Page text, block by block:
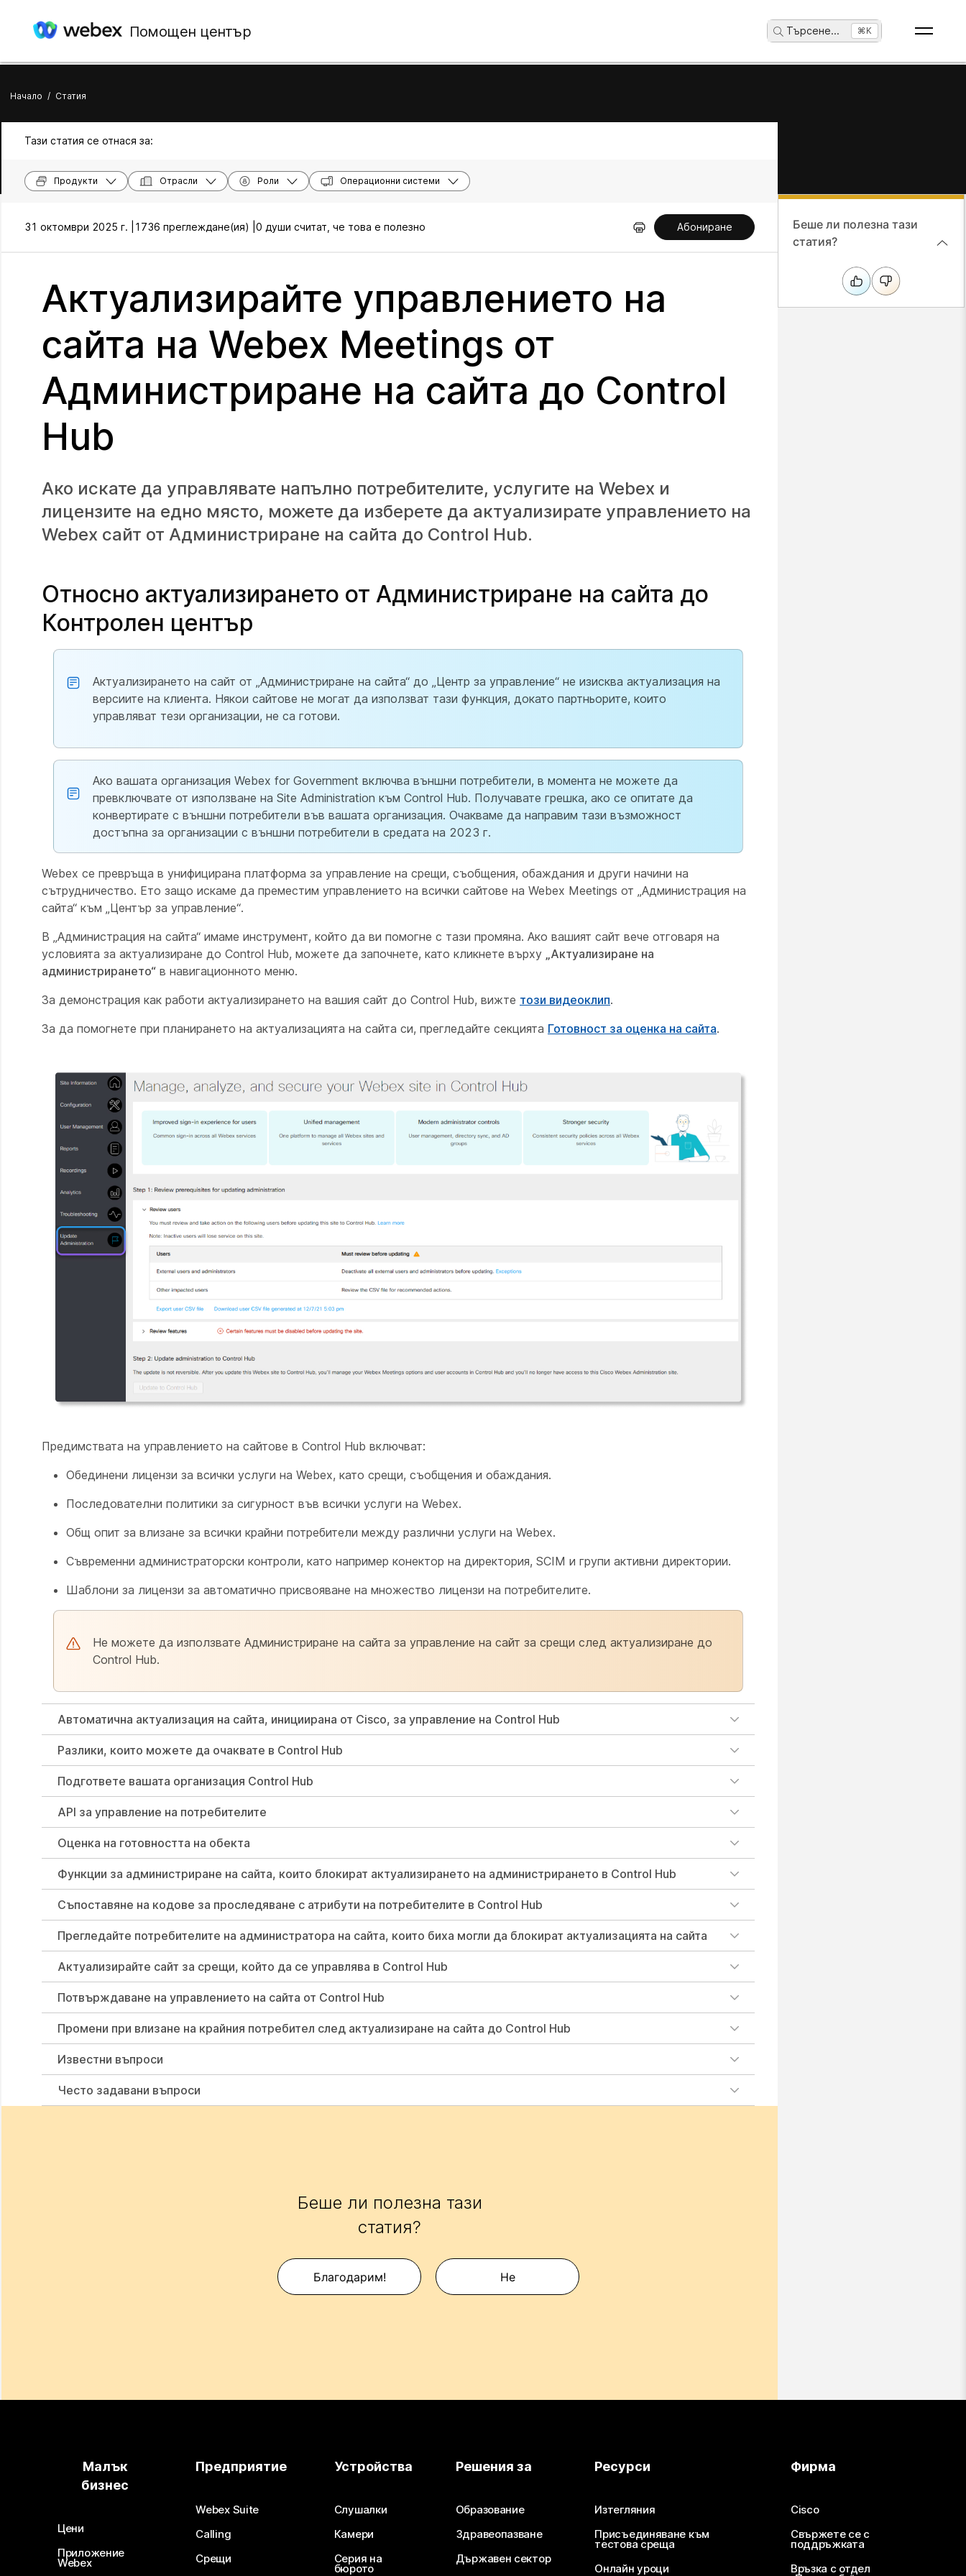
Помощен център Търсене... ⌘K
Начало / Статия
Тази статия се отнася за:
Продукти Отрасли Роли Операционни системи
31 октомври 2025 г. | 1736 преглеждане(ия) | 0 души считат, че това е полезно Абониране
Актуализирайте управлението на
сайта на Webex Meetings от
Администриране на сайта до Control
Hub
Ако искате да управлявате напълно потребителите, услугите на Webex и
лицензите на едно място, можете да изберете да актуализирате управлението на
Webex сайт от Администриране на сайта до Control Hub.
Относно актуализирането от Администриране на сайта до
Контролен център
Актуализирането на сайт от „Администриране на сайта“ до „Центр за управление“ не изисква актуализация на
версиите на клиента. Някои сайтове не могат да използват тази функция, докато партньорите, които
управляват тези организации, не са готови.
Ако вашата организация Webex for Government включва външни потребители, в момента не можете да
превключвате от използване на Site Administration към Control Hub. Получавате грешка, ако се опитате да
конвертирате с външни потребители във вашата организация. Очакваме да направим тази възможност
достъпна за организации с външни потребители в средата на 2023 г.
Webex се превръща в унифицирана платформа за управление на срещи, съобщения, обаждания и други начини на
сътрудничество. Ето защо искаме да преместим управлението на всички сайтове на Webex Meetings от „Администрация на
сайта“ към „Център за управление“.
В „Администрация на сайта“ имаме инструмент, който да ви помогне с тази промяна. Ако вашият сайт вече отговаря на
условията за актуализиране до Control Hub, можете да започнете, като кликнете върху „Актуализиране на
администрирането“ в навигационното меню.
За демонстрация как работи актуализирането на вашия сайт до Control Hub, вижте този видеоклип.
За да помогнете при планирането на актуализацията на сайта си, прегледайте секцията Готовност за оценка на сайта.
Предимствата на управлението на сайтове в Control Hub включват:
Обединени лицензи за всички услуги на Webex, като срещи, съобщения и обаждания.
Последователни политики за сигурност във всички услуги на Webex.
Общ опит за влизане за всички крайни потребители между различни услуги на Webex.
Съвременни администраторски контроли, като например конектор на директория, SCIM и групи активни директории.
Шаблони за лицензи за автоматично присвояване на множество лицензи на потребителите.
Не можете да използвате Администриране на сайта за управление на сайт за срещи след актуализиране до
Control Hub.
Автоматична актуализация на сайта, инициирана от Cisco, за управление на Control Hub
Разлики, които можете да очаквате в Control Hub
Подгответе вашата организация Control Hub
API за управление на потребителите
Оценка на готовността на обекта
Функции за администриране на сайта, които блокират актуализирането на администрирането в Control Hub
Съпоставяне на кодове за проследяване с атрибути на потребителите в Control Hub
Прегледайте потребителите на администратора на сайта, които биха могли да блокират актуализацията на сайта
Актуализирайте сайт за срещи, който да се управлява в Control Hub
Потвърждаване на управлението на сайта от Control Hub
Промени при влизане на крайния потребител след актуализиране на сайта до Control Hub
Известни въпроси
Често задавани въпроси
Беше ли полезна тази
статия?
Благодарим! Не
Беше ли полезна тази
статия?
Малък
бизнес
Цени
Приложение
Webex
Предприятие
Webex Suite
Calling
Срещи
Устройства
Слушалки
Камери
Серия на
бюрото
Решения за
Образование
Здравеопазване
Държавен сектор
Ресурси
Изтегляния
Присъединяване към
тестова среща
Онлайн уроци
Фирма
Cisco
Свържете се с
поддръжката
Връзка с отдел